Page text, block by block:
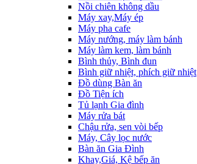
Nồi chiên không dầu
Máy xay,Máy ép
Máy pha cafe
Máy nướng, máy làm bánh
Máy làm kem, làm bánh
Bình thủy, Bình đun
Bình giữ nhiệt, phích giữ nhiệt
Đồ dùng Bàn ăn
Đồ Tiện ích
Tủ lạnh Gia đình
Máy rửa bát
Chậu rửa, sen vòi bếp
Máy, Cây lọc nước
Bàn ăn Gia Đình
Khay,Giá, Kệ bếp ăn